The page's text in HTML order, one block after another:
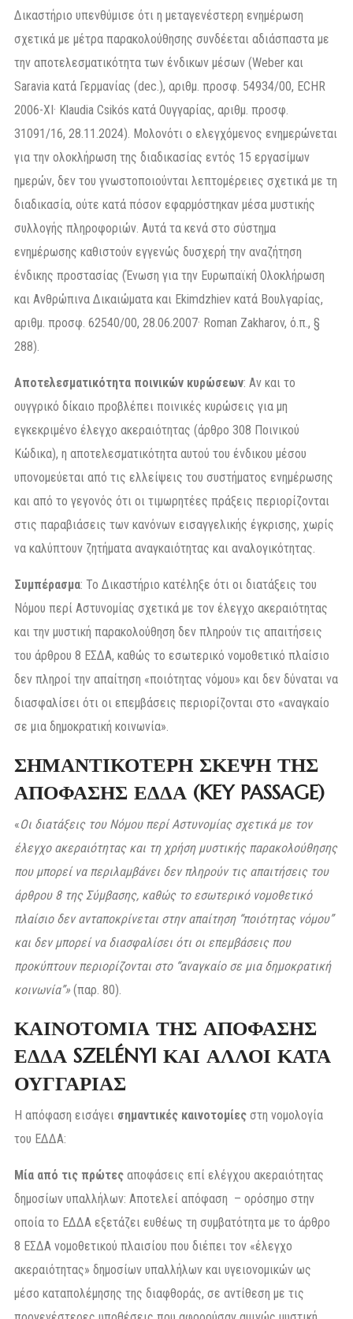
Δικαστήριο υπενθύμισε ότι η μεταγενέστερη ενημέρωση
σχετικά με μέτρα παρακολούθησης συνδέεται αδιάσπαστα με
την αποτελεσματικότητα των ένδικων μέσων (Weber και
Saravia κατά Γερμανίας (dec.), αριθμ. προσφ. 54934/00, ECHR
2006-XI· Klaudia Csikós κατά Ουγγαρίας, αριθμ. προσφ.
31091/16, 28.11.2024). Μολονότι ο ελεγχόμενος ενημερώνεται
για την ολοκλήρωση της διαδικασίας εντός 15 εργασίμων
ημερών, δεν του γνωστοποιούνται λεπτομέρειες σχετικά με τη
διαδικασία, ούτε κατά πόσον εφαρμόστηκαν μέσα μυστικής
συλλογής πληροφοριών. Αυτά τα κενά στο σύστημα
ενημέρωσης καθιστούν εγγενώς δυσχερή την αναζήτηση
ένδικης προστασίας (Ένωση για την Ευρωπαϊκή Ολοκλήρωση
και Ανθρώπινα Δικαιώματα και Ekimdzhiev κατά Βουλγαρίας,
αριθμ. προσφ. 62540/00, 28.06.2007· Roman Zakharov, ό.π., §
288).
Αποτελεσματικότητα ποινικών κυρώσεων: Αν και το
ουγγρικό δίκαιο προβλέπει ποινικές κυρώσεις για μη
εγκεκριμένο έλεγχο ακεραιότητας (άρθρο 308 Ποινικού
Κώδικα), η αποτελεσματικότητα αυτού του ένδικου μέσου
υπονομεύεται από τις ελλείψεις του συστήματος ενημέρωσης
και από το γεγονός ότι οι τιμωρητέες πράξεις περιορίζονται
στις παραβιάσεις των κανόνων εισαγγελικής έγκρισης, χωρίς
να καλύπτουν ζητήματα αναγκαιότητας και αναλογικότητας.
Συμπέρασμα: Το Δικαστήριο κατέληξε ότι οι διατάξεις του
Νόμου περί Αστυνομίας σχετικά με τον έλεγχο ακεραιότητας
και την μυστική παρακολούθηση δεν πληρούν τις απαιτήσεις
του άρθρου 8 ΕΣΔΑ, καθώς το εσωτερικό νομοθετικό πλαίσιο
δεν πληροί την απαίτηση «ποιότητας νόμου» και δεν δύναται να
διασφαλίσει ότι οι επεμβάσεις περιορίζονται στο «αναγκαίο
σε μια δημοκρατική κοινωνία».
ΣΗΜΑΝΤΙΚΟΤΕΡΗ ΣΚΕΨΗ ΤΗΣ
ΑΠΟΦΑΣΗΣ ΕΔΔΑ (KEY PASSAGE)
«Οι διατάξεις του Νόμου περί Αστυνομίας σχετικά με τον
έλεγχο ακεραιότητας και τη χρήση μυστικής παρακολούθησης
που μπορεί να περιλαμβάνει δεν πληρούν τις απαιτήσεις του
άρθρου 8 της Σύμβασης, καθώς το εσωτερικό νομοθετικό
πλαίσιο δεν ανταποκρίνεται στην απαίτηση “ποιότητας νόμου”
και δεν μπορεί να διασφαλίσει ότι οι επεμβάσεις που
προκύπτουν περιορίζονται στο “αναγκαίο σε μια δημοκρατική
κοινωνία”» (παρ. 80).
ΚΑΙΝΟΤΟΜΙΑ ΤΗΣ ΑΠΟΦΑΣΗΣ
ΕΔΔΑ SZELÉNYI ΚΑΙ ΑΛΛΟΙ ΚΑΤΑ
ΟΥΓΓΑΡΙΑΣ
Η απόφαση εισάγει σημαντικές καινοτομίες στη νομολογία
του ΕΔΔΑ:
Μία από τις πρώτες αποφάσεις επί ελέγχου ακεραιότητας
δημοσίων υπαλλήλων: Αποτελεί απόφαση – ορόσημο στην
οποία το ΕΔΔΑ εξετάζει ευθέως τη συμβατότητα με το άρθρο
8 ΕΣΔΑ νομοθετικού πλαισίου που διέπει τον «έλεγχο
ακεραιότητας» δημοσίων υπαλλήλων και υγειονομικών ως
μέσο καταπολέμησης της διαφθοράς, σε αντίθεση με τις